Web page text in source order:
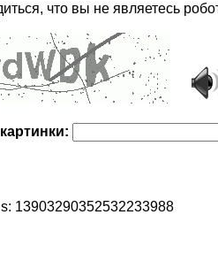
что вы не являетесь
13903290352532233988